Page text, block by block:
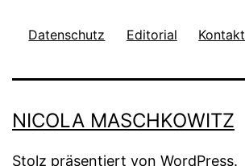
Datenschutz Editorial Kontakt
NICOLA MASCHKOWITZ
Stolz präsentiert von WordPress.